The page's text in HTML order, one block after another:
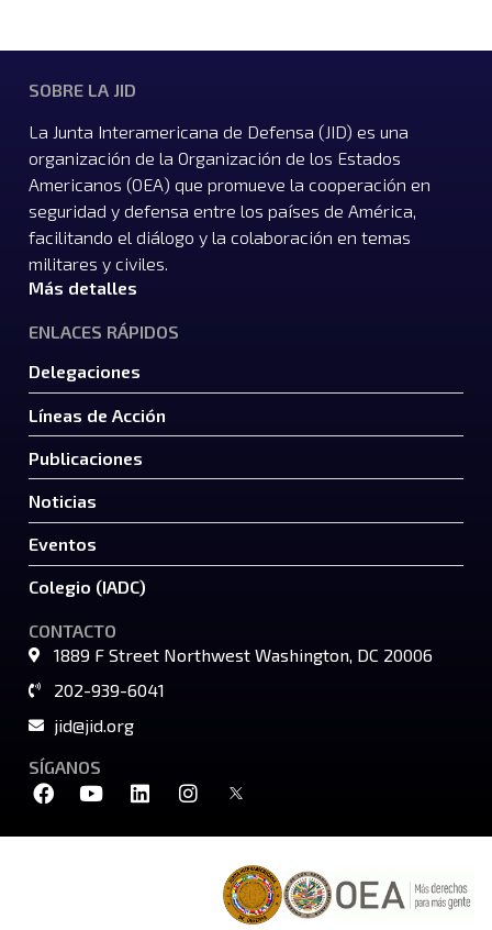
SOBRE LA JID
La Junta Interamericana de Defensa (JID) es una
organización de la Organización de los Estados
Americanos (OEA) que promueve la cooperación en
seguridad y defensa entre los países de América,
facilitando el diálogo y la colaboración en temas
militares y civiles.
Más detalles
ENLACES RÁPIDOS
Delegaciones
Líneas de Acción
Publicaciones
Noticias
Eventos
Colegio (IADC)
CONTACTO
1889 F Street Northwest Washington, DC 20006
202-939-6041
jid@jid.org
SÍGANOS